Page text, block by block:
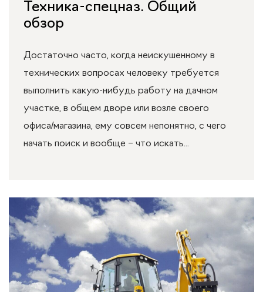
Техника-спецназ. Общий
обзор
Достаточно часто, когда неискушенному в
технических вопросах человеку требуется
выполнить какую-нибудь работу на дачном
участке, в общем дворе или возле своего
офиса/магазина, ему совсем непонятно, с чего
начать поиск и вообще – что искать...